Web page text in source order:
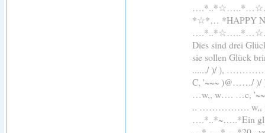
*☆*… *HAPPY
Dies sind drei
sie sollen Glück
....../ )/ ),
C, '~~~ )@……/
…w,, w…. …c,
.. …………….
….*..*~…..*Ein